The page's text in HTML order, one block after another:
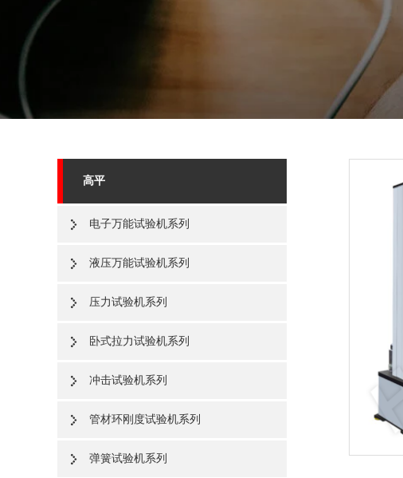
高平
电子万能试验机系列
液压万能试验机系列
压力试验机系列
卧式拉力试验机系列
冲击试验机系列
管材环刚度试验机系列
弹簧试验机系列